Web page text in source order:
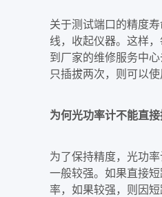
关于测试端口的精度
线，收起仪器。这样
到厂家的维修服务中
只插拔两次，则可以
为何光功率计不能直
为了保持精度，光功
一般较强。如果直接
率，如果较强，则因